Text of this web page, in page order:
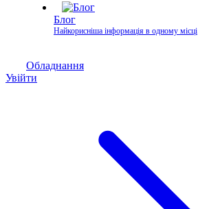
Блог
Найкорисніша інформація в одному місці
Обладнання
Увійти